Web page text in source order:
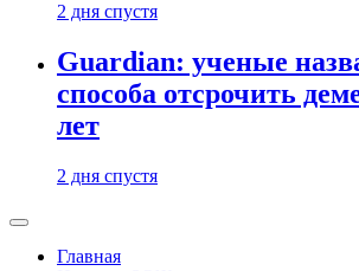
2 дня спустя
Guardian: ученые
способа отсрочить
лет
2 дня спустя
Главная